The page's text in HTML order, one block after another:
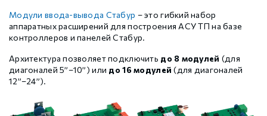
Модули ввода-вывода Стабур – это гибкий набор
аппаратных расширений для построения АСУ ТП на базе
контроллеров и панелей Стабур.
Архитектура позволяет подключить до 8 модулей (для
диагоналей 5”–10”) или до 16 модулей (для диагоналей
12”–24”).